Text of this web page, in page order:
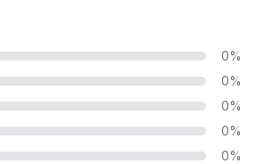
0%
0%
0%
0%
0%